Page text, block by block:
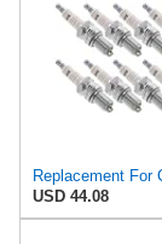
USD 44.08